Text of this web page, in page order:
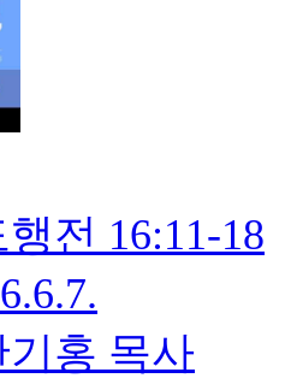
전 16:11-18
홍 목사